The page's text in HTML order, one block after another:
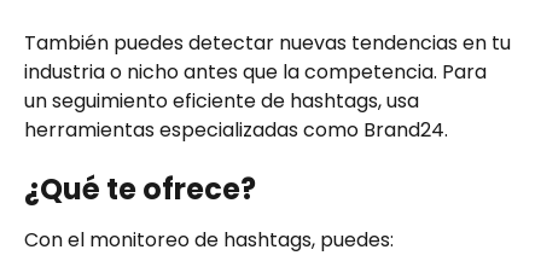
También puedes detectar nuevas tendencias en tu
industria o nicho antes que la competencia. Para
un seguimiento eficiente de hashtags, usa
herramientas especializadas como Brand24.
¿Qué te ofrece?
Con el monitoreo de hashtags, puedes: